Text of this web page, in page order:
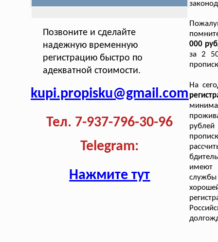
Позвоните и сделайте
надежную временную
регистрацию быстро по
адекватной стоимости.
kupi.propisku@gmail.com
Тел. 7-937-796-30-96
Telegram:
Нажмите тут
000
за 2
На
имеют